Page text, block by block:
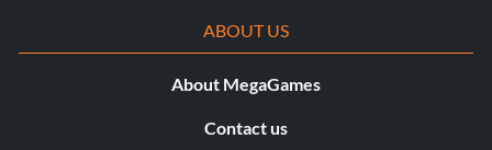
ABOUT US
About MegaGames
Contact us